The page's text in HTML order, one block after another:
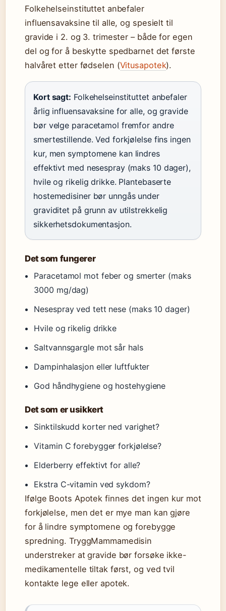
Folkehelseinstituttet anbefaler
influensavaksine til alle, og spesielt til
gravide i 2. og 3. trimester – både for egen
del og for å beskytte spedbarnet det første
halvåret etter fødselen (Vitusapotek).
Kort sagt: Folkehelseinstituttet anbefaler
årlig influensavaksine for alle, og gravide
bør velge paracetamol fremfor andre
smertestillende. Ved forkjølelse fins ingen
kur, men symptomene kan lindres
effektivt med nesespray (maks 10 dager),
hvile og rikelig drikke. Plantebaserte
hostemedisiner bør unngås under
graviditet på grunn av utilstrekkelig
sikkerhetsdokumentasjon.
Det som fungerer
Paracetamol mot feber og smerter (maks
3000 mg/dag)
Nesespray ved tett nese (maks 10 dager)
Hvile og rikelig drikke
Saltvannsgargle mot sår hals
Dampinhalasjon eller luftfukter
God håndhygiene og hostehygiene
Det som er usikkert
Sinktilskudd korter ned varighet?
Vitamin C forebygger forkjølelse?
Elderberry effektivt for alle?
Ekstra C-vitamin ved sykdom?
Ifølge Boots Apotek finnes det ingen kur mot
forkjølelse, men det er mye man kan gjøre
for å lindre symptomene og forebygge
spredning. TryggMammamedisin
understreker at gravide bør forsøke ikke-
medikamentelle tiltak først, og ved tvil
kontakte lege eller apotek.